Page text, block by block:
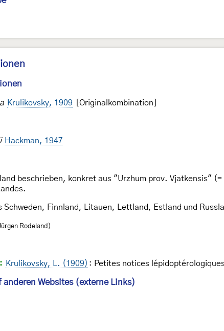
Krulikovsky, 1909 [Originalkombination]
Hackman, 1947
beschrieben, konkret aus "Urzhum prov. Vjatkensis"
Schweden, Finnland, Litauen, Lettland, Estland und
Rodeland)
Krulikovsky, L. (1909) : Petites notices
Websites (externe Links)